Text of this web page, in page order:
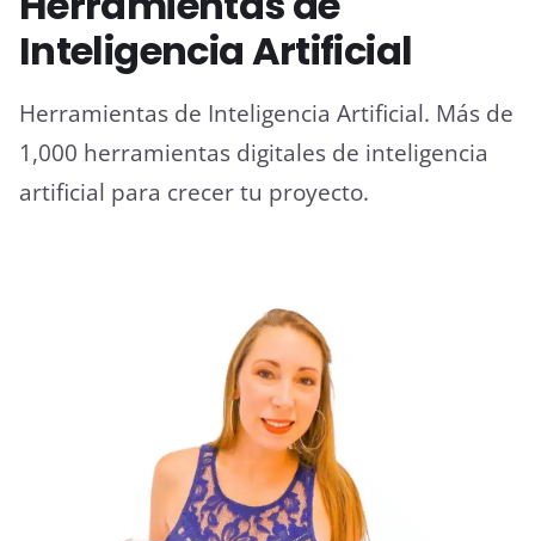
Inteligencia Artificial
Herramientas de Inteligencia Artificial. Más de
1,000 herramientas digitales de inteligencia
artificial para crecer tu proyecto.